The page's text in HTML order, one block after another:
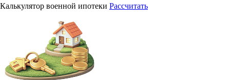
Калькулятор военной ипотеки Рассчитать